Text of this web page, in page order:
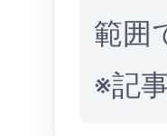
範囲
※記